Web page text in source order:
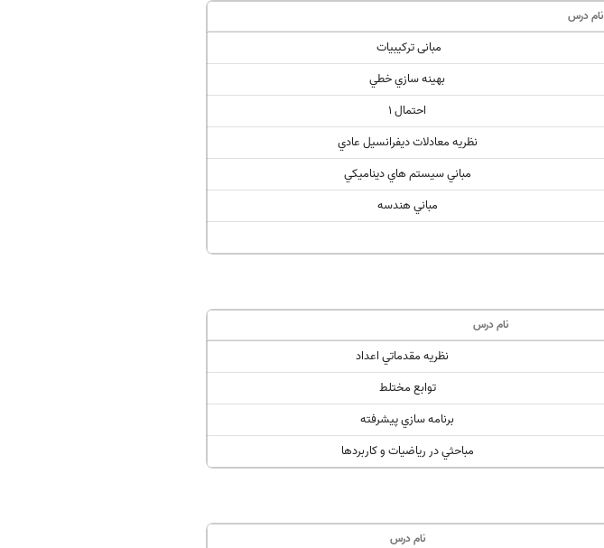
نام درس
مبانی ترکیبیات
بهينه سازي خطي
احتمال 1
نظريه معادلات ديفرانسيل عادي
مباني سيستم هاي ديناميکي
مباني هندسه
نام درس
نظريه مقدماتي اعداد
توابع مختلط
برنامه سازي پيشرفته
مباحثي در رياضيات و کاربردها
نام درس